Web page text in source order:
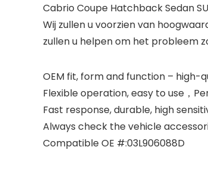
Cabrio Coupe Hatchback Sedan
Wij zullen u voorzien van
zullen u helpen om het probleem
OEM fit, form and function –
Flexible operation, easy to use，
Fast response, durable, high
Always check the vehicle
Compatible OE #:03L906088D